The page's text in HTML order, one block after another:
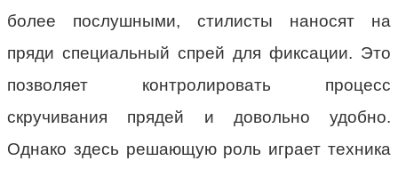
более послушными, стилисты наносят на
пряди специальный спрей для фиксации. Это
позволяет контролировать процесс
скручивания прядей и довольно удобно.
Однако здесь решающую роль играет техника